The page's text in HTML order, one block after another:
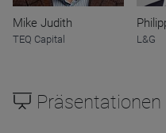
Mike Judith
TEQ Capital L&G
Präsentationen
Anbieter